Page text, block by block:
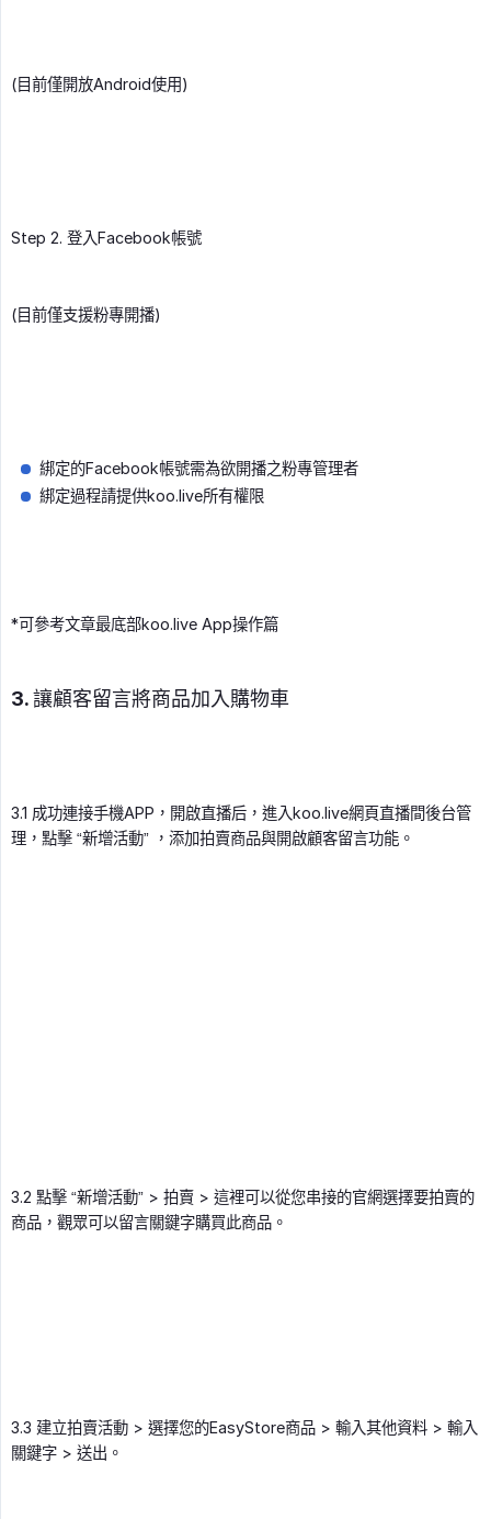
(目前僅開放Android使用)
Step 2. 登入Facebook帳號
(目前僅支援粉專開播)
綁定的Facebook帳號需為欲開播之粉專管理者
綁定過程請提供koo.live所有權限
*可參考文章最底部koo.live App操作篇
3. 讓顧客留言將商品加入購物車
3.1 成功連接手機APP，開啟直播后，進入koo.live網頁直播間後台管
理，點擊 “新增活動” ，添加拍賣商品與開啟顧客留言功能。
3.2 點擊 “新增活動” > 拍賣 > 這裡可以從您串接的官網選擇要拍賣的
商品，觀眾可以留言關鍵字購買此商品。
3.3 建立拍賣活動 > 選擇您的EasyStore商品 > 輸入其他資料 > 輸入
關鍵字 > 送出。